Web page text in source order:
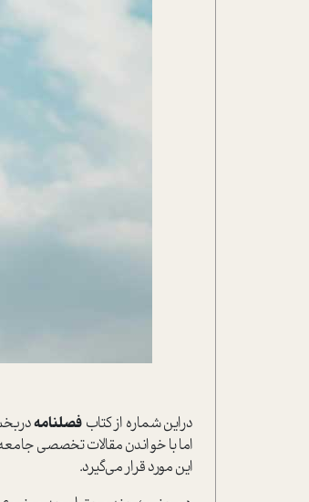
دراین شماره از کتاب فصلنامه
اما با خواندن مقالات تخصصی
این مورد قرار می‌گیرد.